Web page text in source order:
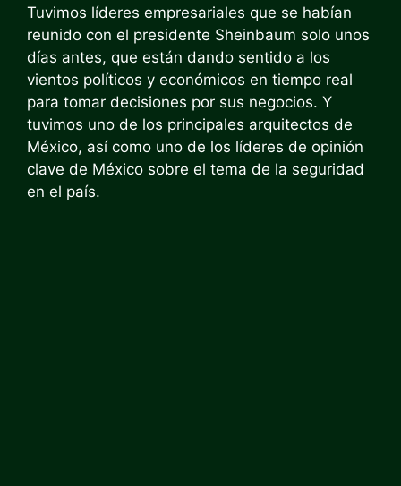
Tuvimos líderes empresariales que se habían
reunido con el presidente Sheinbaum solo unos
días antes, que están dando sentido a los
vientos políticos y económicos en tiempo real
para tomar decisiones por sus negocios. Y
tuvimos uno de los principales arquitectos de
México, así como uno de los líderes de opinión
clave de México sobre el tema de la seguridad
en el país.